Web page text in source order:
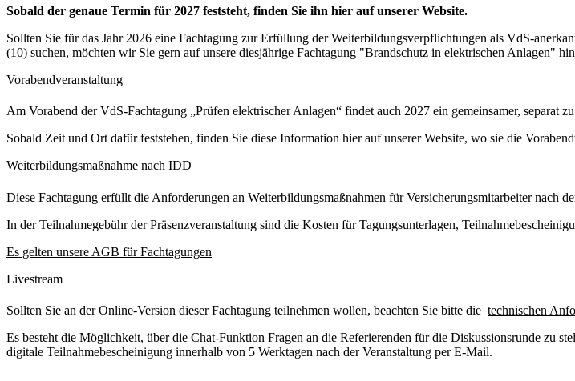
Sobald der genaue Termin für 2027 feststeht, finden Sie ihn hier auf unserer Website.
Sollten Sie für das Jahr 2026 eine Fachtagung zur Erfüllung der Weiterbildungsverpflichtungen als VdS-
(10) suchen, möchten wir Sie gern auf unsere diesjährige Fachtagung "Brandschutz in elektrischen Anlagen"
Vorabendveranstaltung
Am Vorabend der VdS-Fachtagung „Prüfen elektrischer Anlagen“ findet auch 2027 ein gemeinsamer, separat
Sobald Zeit und Ort dafür feststehen, finden Sie diese Information hier auf unserer Website, wo sie die
Weiterbildungsmaßnahme nach IDD
Diese Fachtagung erfüllt die Anforderungen an Weiterbildungsmaßnahmen für Versicherungsmitarbeiter
In der Teilnahmegebühr der Präsenzveranstaltung sind die Kosten für Tagungsunterlagen,
Es gelten unsere AGB für Fachtagungen
Livestream
Sollten Sie an der Online-Version dieser Fachtagung teilnehmen wollen, beachten Sie bitte die technischen
Es besteht die Möglichkeit, über die Chat-Funktion Fragen an die Referierenden für die Diskussionsrunde zu
digitale Teilnahmebescheinigung innerhalb von 5 Werktagen nach der Veranstaltung per E-Mail.